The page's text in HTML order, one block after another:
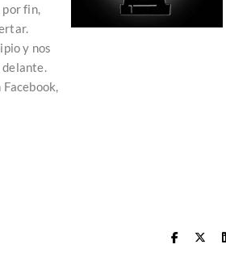
por fin,
y nos
delante.